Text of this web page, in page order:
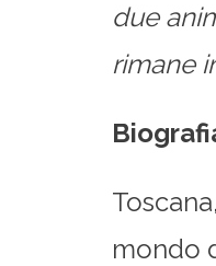
due
rimane
mondo